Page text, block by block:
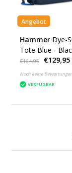
Angebot
Hammer Dye-
Tote Blue -
€164,95 €129,95
Noch keine
VERFÜGBAR